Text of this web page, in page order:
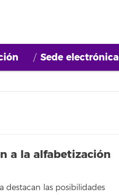
Sede electrónica
a la alfabetización
destacan las posibilidades